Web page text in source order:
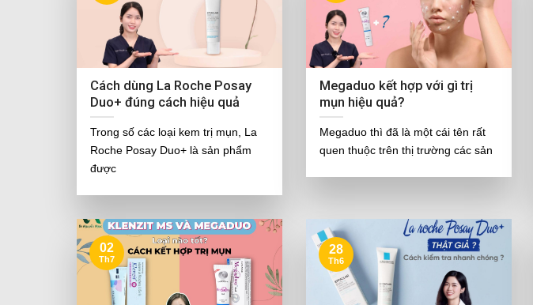
Cách dùng La Roche Posay
Duo+ đúng cách hiệu quả
Trong số các loại kem trị mụn, La
Roche Posay Duo+ là sản phẩm
được
Megaduo kết hợp với gì trị
mụn hiệu quả?
Megaduo thì đã là một cái tên rất
quen thuộc trên thị trường các sản
02
Th7
28
Th6